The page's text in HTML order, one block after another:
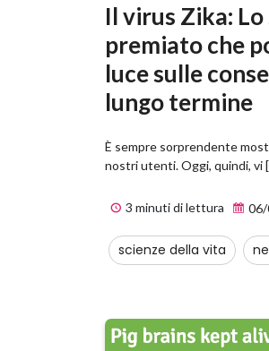
Il virus Zika:
premiato che
luce sulle
lungo termine
È sempre sorprendente
nostri utenti. Oggi, quindi, vi
3 minuti di lettura
scienze della vita